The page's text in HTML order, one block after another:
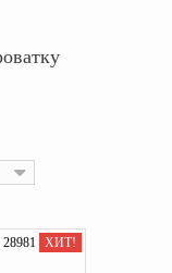
28981 ХИТ!